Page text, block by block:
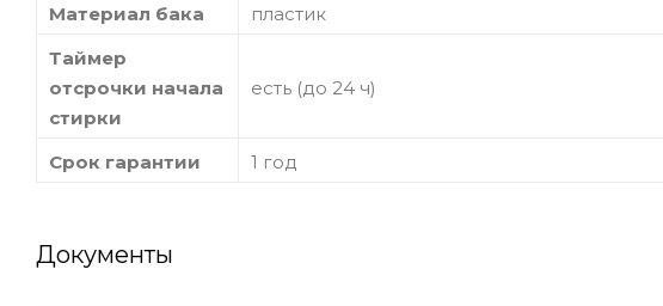
Материал бака
пластик
Таймер
отсрочки начала
стирки
есть (до 24 ч)
Срок гарантии 1 год
Документы